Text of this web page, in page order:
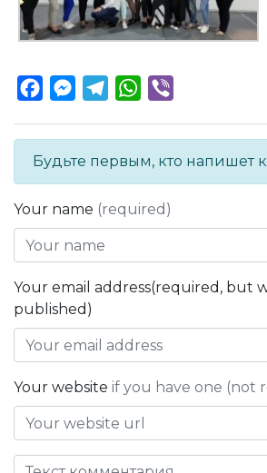
FacebookMessenger
TelegramWhatsApp
Будьте первым, кто напишет
Your name (required)
Your email address(required, but
published)
Your website if you have one (not